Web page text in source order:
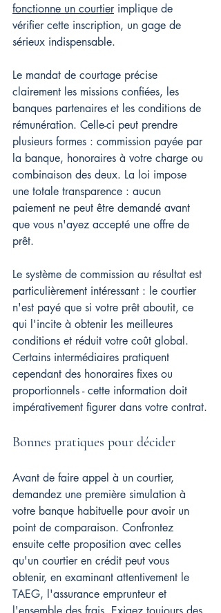
fonctionne un courtier implique de
vérifier cette inscription, un gage de
sérieux indispensable.
Le mandat de courtage précise
clairement les missions confiées, les
banques partenaires et les conditions de
rémunération. Celle-ci peut prendre
plusieurs formes : commission payée par
la banque, honoraires à votre charge ou
combinaison des deux. La loi impose
une totale transparence : aucun
paiement ne peut être demandé avant
que vous n'ayez accepté une offre de
prêt.
Le système de commission au résultat est
particulièrement intéressant : le courtier
n'est payé que si votre prêt aboutit, ce
qui l'incite à obtenir les meilleures
conditions et réduit votre coût global.
Certains intermédiaires pratiquent
cependant des honoraires fixes ou
proportionnels - cette information doit
impérativement figurer dans votre contrat.
Bonnes pratiques pour décider
Avant de faire appel à un courtier,
demandez une première simulation à
votre banque habituelle pour avoir un
point de comparaison. Confrontez
ensuite cette proposition avec celles
qu'un courtier en crédit peut vous
obtenir, en examinant attentivement le
TAEG, l'assurance emprunteur et